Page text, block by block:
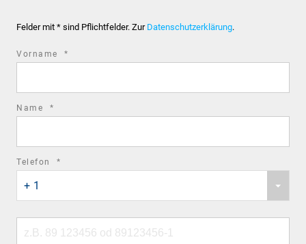
Felder mit * sind Pflichtfelder. Zur Datenschutzerklärung.
Vorname *
Name *
Telefon *
country
code
+ 1
number